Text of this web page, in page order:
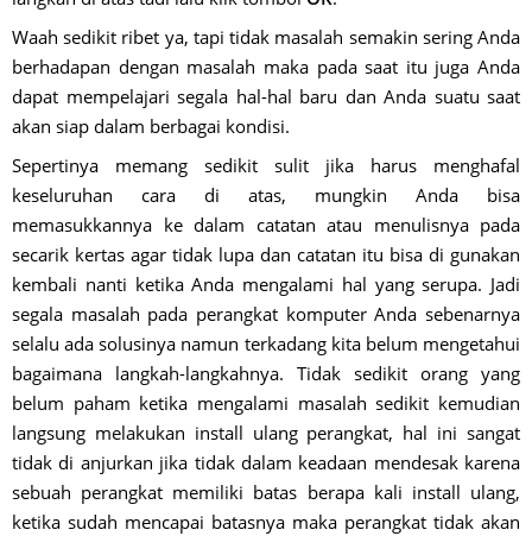
Waah sedikit ribet ya, tapi tidak masalah semakin sering Anda
berhadapan dengan masalah maka pada saat itu juga Anda
dapat mempelajari segala hal-hal baru dan Anda suatu saat
akan siap dalam berbagai kondisi.
Sepertinya memang sedikit sulit jika harus menghafal
keseluruhan cara di atas, mungkin Anda bisa
memasukkannya ke dalam catatan atau menulisnya pada
secarik kertas agar tidak lupa dan catatan itu bisa di gunakan
kembali nanti ketika Anda mengalami hal yang serupa. Jadi
segala masalah pada perangkat komputer Anda sebenarnya
selalu ada solusinya namun terkadang kita belum mengetahui
bagaimana langkah-langkahnya. Tidak sedikit orang yang
belum paham ketika mengalami masalah sedikit kemudian
langsung melakukan install ulang perangkat, hal ini sangat
tidak di anjurkan jika tidak dalam keadaan mendesak karena
sebuah perangkat memiliki batas berapa kali install ulang,
ketika sudah mencapai batasnya maka perangkat tidak akan